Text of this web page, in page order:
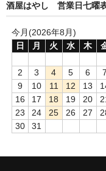
Broc Cellars（ﾌﾞﾛｯ
和-リキュール
ひやおろし
たまり
酒屋はやし 営業日七曜
今月(2026年8月)
日
月 火 水 木
2
3 4 5 6 7
9
10 11 12 13
16
17 18 19 20
23
24 25 26 27
30
31